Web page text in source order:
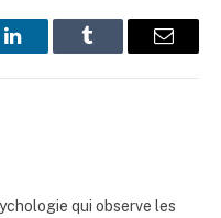
LinkedInTumblr
E-
qui observe les